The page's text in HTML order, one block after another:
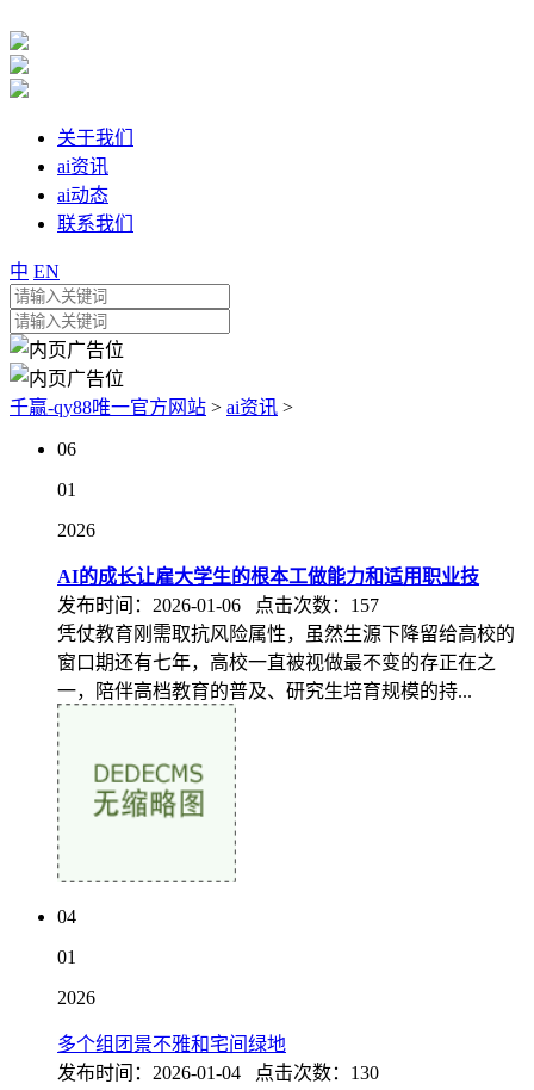
关于我们
ai资讯
ai动态
联系我们
中 EN
千赢-qy88唯一官方网站 > ai资讯 >
06
01
2026
AI的成长让雇大学生的根本工做能力和适用职业技
发布时间：2026-01-06 点击次数：157
凭仗教育刚需取抗风险属性，虽然生源下降留给高校的
窗口期还有七年，高校一直被视做最不变的存正在之
一，陪伴高档教育的普及、研究生培育规模的持...
04
01
2026
多个组团景不雅和宅间绿地
发布时间：2026-01-04 点击次数：130